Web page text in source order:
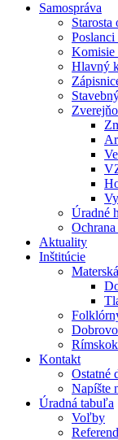
Samospráva
Starosta
Komisie
Hlavný
Úradné
Aktuality
Inštitúcie
Kontakt
Ostatné
Napíšte
Úradná tabuľa
Voľby